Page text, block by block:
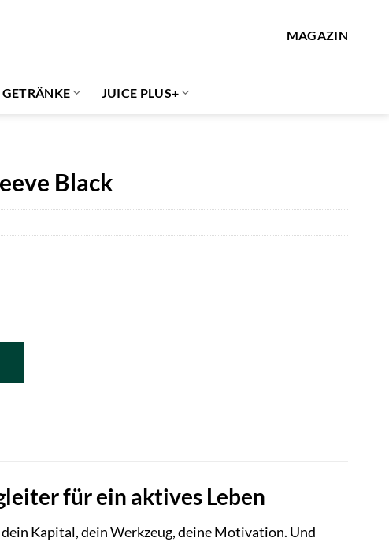
MAGAZIN
GETRÄNKE JUICE PLUS+
Black
für ein aktives Leben
Kapital, dein Werkzeug, deine Motivation. Und